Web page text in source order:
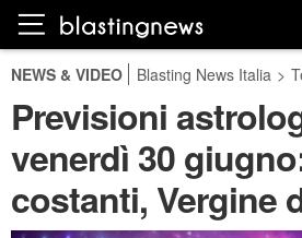
NEWS & VIDEO Blasting News Italia >
Previsioni
venerdì 30
costanti, Vergine